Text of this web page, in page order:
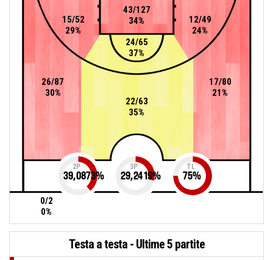
24/65
37%
15/52
29%
12/49
24%
43/127
34%
0/2
0%
22/63
35%
26/87
30%
17/80
21%
2P
39,0873%
3P
29,2419%
TL
75%
Testa a testa - Ultime 5 partite